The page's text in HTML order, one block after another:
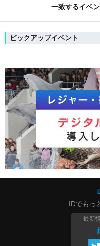
一致するイベ
ピックアップイベント
IDでもっ
最新